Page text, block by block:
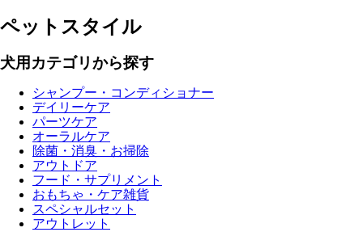
ペットスタイル
犬用カテゴリから探す
シャンプー・コンディショナー
デイリーケア
パーツケア
オーラルケア
除菌・消臭・お掃除
アウトドア
フード・サプリメント
おもちゃ・ケア雑貨
スペシャルセット
アウトレット